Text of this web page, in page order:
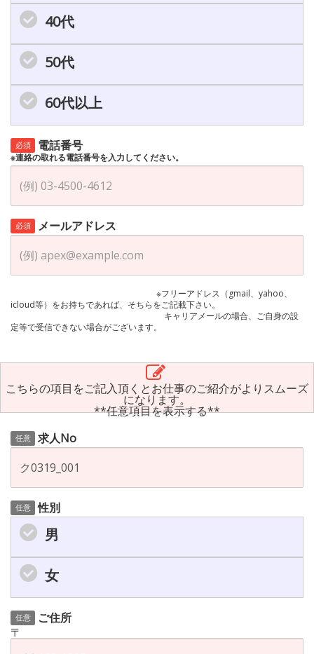
40代
50代
60代以上
必須 電話番号
※連絡の取れる電話番号を入力してください。
必須 メールアドレス
※フリーアドレス（gmail、yahoo、
icloud等）をお持ちであれば、そちらをご記載下さい。
キャリアメールの場合、ご自身の設
定等で受信できない場合がございます。
こちらの項目をご記入頂くとお仕事のご紹介がよりスムーズ
になります。
**任意項目を表示する**
任意 求人No
任意 性別
男
女
任意
ご住所
〒